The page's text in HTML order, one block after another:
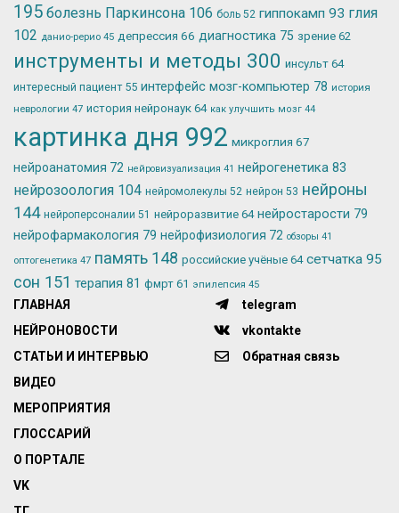
195 болезнь Паркинсона 106 боль 52 гиппокамп 93 глия
102 данио-рерио 45 депрессия 66 диагностика 75 зрение 62
инструменты и методы 300 инсульт 64
интересный пациент 55 интерфейс мозг-компьютер 78 история
неврологии 47 история нейронаук 64 как улучшить мозг 44
картинка дня 992 микроглия 67
нейроанатомия 72 нейровизуализация 41 нейрогенетика 83
нейрозоология 104 нейромолекулы 52 нейрон 53 нейроны
144 нейроперсоналии 51 нейроразвитие 64 нейростарости 79
нейрофармакология 79 нейрофизиология 72 обзоры 41
оптогенетика 47 память 148 российские учёные 64 сетчатка 95
сон 151 терапия 81 фмрт 61 эпилепсия 45
ГЛАВНАЯ
НЕЙРОНОВОСТИ
СТАТЬИ И ИНТЕРВЬЮ
ВИДЕО
МЕРОПРИЯТИЯ
ГЛОССАРИЙ
О ПОРТАЛЕ
VK
telegram
vkontakte
Обратная связь